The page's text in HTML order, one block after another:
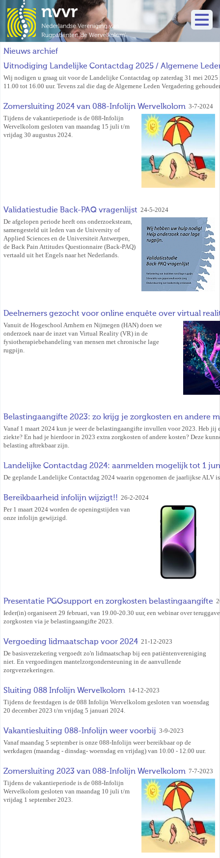
Nieuws archief
Uitnodiging Landelijke Contactdag 2025 / Algemene
Wij nodigen u graag uit voor de Landelijke Contactdag op zaterdag 31 mei 2025
11.00 tot 16.00 uur. Tevens zal die dag de Algemene Leden Vergadering
Zomersluiting 2024 van 088-Infolijn Wervelkolom 3-7-2024
Tijdens de vakantieperiode is de 088-Infolijn
Wervelkolom gesloten van maandag 15 juli t/m
vrijdag 30 augustus 2024.
Validatiestudie Back-PAQ vragenlijst 24-5-2024
De afgelopen periode heeft ons onderzoeksteam,
samengesteld uit leden van de University of
Applied Sciences en de Universiteit Antwerpen,
de Back Pain Attitudes Questionnaire (Back-PAQ)
vertaald uit het Engels naar het Nederlands.
Deelnemers gezocht voor online enquête over virtual
Vanuit de Hogeschool Arnhem en Nijmegen (HAN) doen we
onderzoek naar de inzet van Virtual Reality (VR) in de
fysiotherapiebehandeling van mensen met chronische lage
rugpijn.
Belastingaangifte 2023: zo krijg je zorgkosten en andere
Vanaf 1 maart 2024 kun je weer de belastingaangifte invullen voor 2023. Heb jij
ziekte? En had je hierdoor in 2023 extra zorgkosten of andere kosten? Deze
belasting aftrekbaar zijn.
Landelijke Contactdag 2024: aanmelden mogelijk tot 1
De geplande Landelijke Contactdag 2024 waarin opgenomen de jaarlijkse ALV
Bereikbaarheid infolijn wijzigt!! 26-2-2024
Per 1 maart 2024 worden de openingstijden van
onze infolijn gewijzigd.
Presentatie PGOsupport en zorgkosten belastingaangifte
Ieder(in) organiseert 29 februari, van 19.00-20.30 uur, een webinar over
zorgkosten via je belastingaangifte 2023.
Vergoeding lidmaatschap voor 2024 21-12-2023
De basisverzekering vergoedt zo'n lidmaatschap bij een patiëntenvereniging
niet. En vergoedingen mantelzorgondersteuning in de aanvullende
zorgverzekeringen.
Sluiting 088 Infolijn Wervelkolom 14-12-2023
Tijdens de feestdagen is de 088 Infolijn Wervelkolom gesloten van woensdag
20 december 2023 t/m vrijdag 5 januari 2024.
Vakantiesluiting 088-Infolijn weer voorbij 3-9-2023
Vanaf maandag 5 september is onze 088-Infolijn weer bereikbaar op de
werkdagen (maandag - dinsdag- woensdag en vrijdag) van 10.00 - 12.00 uur.
Zomersluiting 2023 van 088-Infolijn Wervelkolom 7-7-2023
Tijdens de vakantieperiode is de 088-Infolijn
Wervelkolom gesloten van maandag 10 juli t/m
vrijdag 1 september 2023.